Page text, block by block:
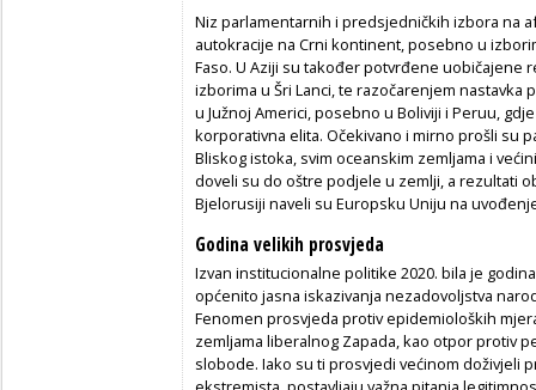
Niz parlamentarnih i predsjedničkih izbora na
autokracije na Crni kontinent, posebno u
Faso. U Aziji su također potvrđene uobičajene
izborima u Šri Lanci, te razočarenjem
u Južnoj Americi, posebno u Boliviji i Peruu,
korporativna elita. Očekivano i mirno prošli su
Bliskog istoka, svim oceanskim zemljama i
doveli su do oštre podjele u zemlji, a rezultati
Bjelorusiji naveli su Europsku Uniju na
Godina velikih prosvjeda
Izvan institucionalne politike 2020. bila je
općenito jasna iskazivanja nezadovoljstva
Fenomen prosvjeda protiv epidemioloških
zemljama liberalnog Zapada, kao otpor protiv
slobode. Iako su ti prosvjedi većinom doživjeli